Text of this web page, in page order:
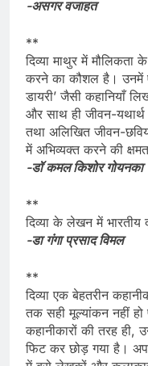
-असगर वजाहत
**
दिव्या माथुर में मौलिकता
करने का कौशल है। उनमें
डायरी’ जैसी कहानियाँ
और साथ ही जीवन-यथार्थ
तथा अलिखित जीवन-
में अभिव्यक्त करने की
-डॉ कमल किशोर गोयनका
**
दिव्या के लेखन में भारतीय
-डा गंगा प्रसाद विमल
**
दिव्या एक बेहतरीन
तक सही मूल्यांकन नहीं
कहानीकारों की तरह ही,
फिट कर छोड़ गया है।